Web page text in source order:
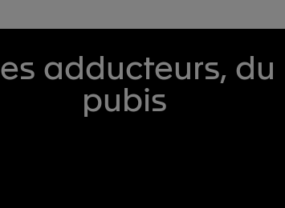
adducteurs,
pubis